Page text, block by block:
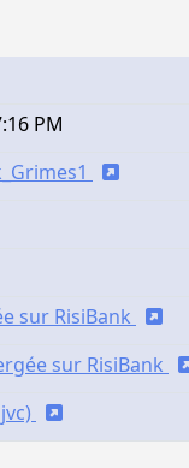
PM
sur RisiBank
sur RisiBank